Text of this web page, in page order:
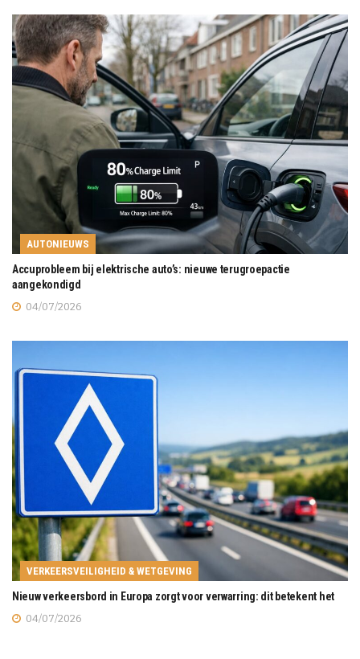
AUTONIEUWS
Accuprobleem bij elektrische auto’s: nieuwe terugroepactie
aangekondigd
04/07/2026
VERKEERSVEILIGHEID & WETGEVING
Nieuw verkeersbord in Europa zorgt voor verwarring: dit betekent het
04/07/2026